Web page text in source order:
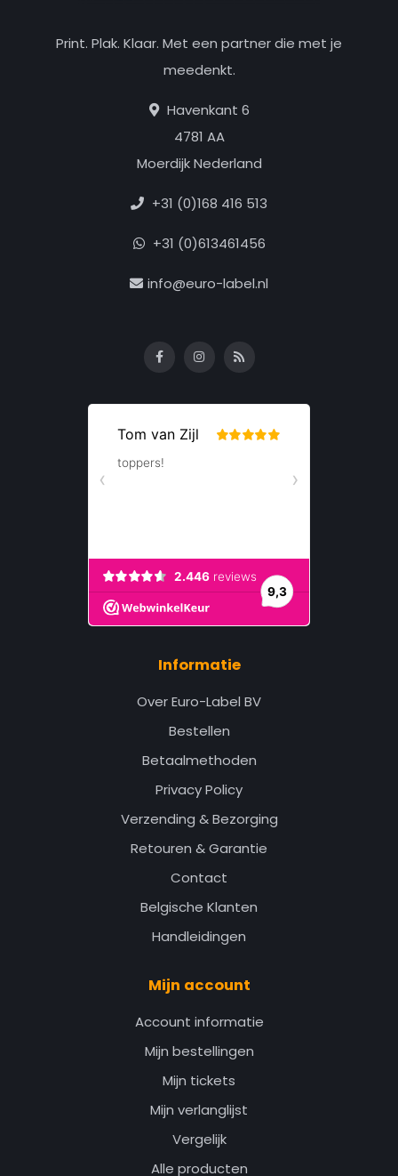
Print. Plak. Klaar. Met een partner die met je
meedenkt.
Havenkant 6
4781 AA
Moerdijk Nederland
+31 (0)168 416 513
+31 (0)613461456
info@euro-label.nl
Informatie
Over Euro-Label BV
Bestellen
Betaalmethoden
Privacy Policy
Verzending & Bezorging
Retouren & Garantie
Contact
Belgische Klanten
Handleidingen
Mijn account
Account informatie
Mijn bestellingen
Mijn tickets
Mijn verlanglijst
Vergelijk
Alle producten